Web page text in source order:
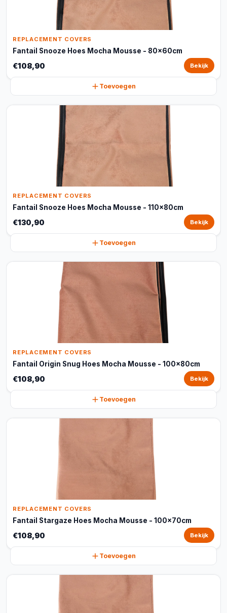
REPLACEMENT COVERS
Fantail Snooze Hoes Mocha Mousse - 80x60cm
€108,90 Bekijk
Toevoegen
REPLACEMENT COVERS
Fantail Snooze Hoes Mocha Mousse - 110x80cm
€130,90 Bekijk
Toevoegen
REPLACEMENT COVERS
Fantail Origin Snug Hoes Mocha Mousse - 100x80cm
€108,90 Bekijk
Toevoegen
REPLACEMENT COVERS
Fantail Stargaze Hoes Mocha Mousse - 100x70cm
€108,90 Bekijk
Toevoegen